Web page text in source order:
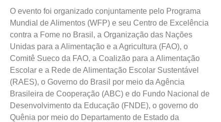
O evento foi organizado conjuntamente pelo Programa
Mundial de Alimentos (WFP) e seu Centro de Excelência
contra a Fome no Brasil, a Organização das Nações
Unidas para a Alimentação e a Agricultura (FAO), o
Comitê Sueco da FAO, a Coalizão para a Alimentação
Escolar e a Rede de Alimentação Escolar Sustentável
(RAES), o Governo do Brasil por meio da Agência
Brasileira de Cooperação (ABC) e do Fundo Nacional de
Desenvolvimento da Educação (FNDE), o governo do
Quênia por meio do Departamento de Estado da